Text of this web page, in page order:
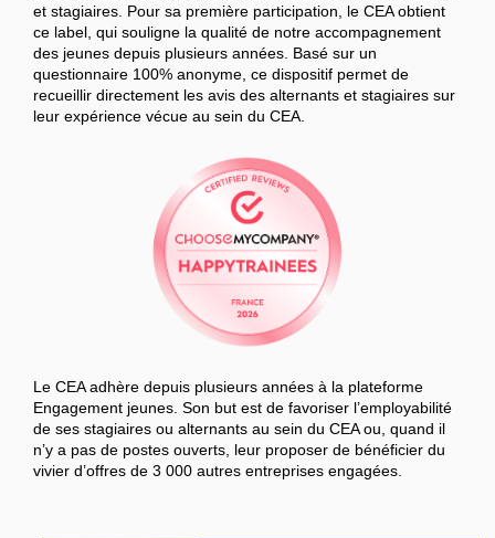
et stagiaires. Pour sa première participation, le CEA obtient
ce label, qui souligne la qualité de notre accompagnement
des jeunes depuis plusieurs années. Basé sur un
questionnaire 100% anonyme, ce dispositif permet de
recueillir directement les avis des alternants et stagiaires sur
leur expérience vécue au sein du CEA.
Le CEA adhère depuis plusieurs années à la plateforme
Engagement jeunes. Son but est de favoriser l’employabilité
de ses stagiaires ou alternants au sein du CEA ou, quand il
n’y a pas de postes ouverts, leur proposer de bénéficier du
vivier d’offres de 3 000 autres entreprises engagées.